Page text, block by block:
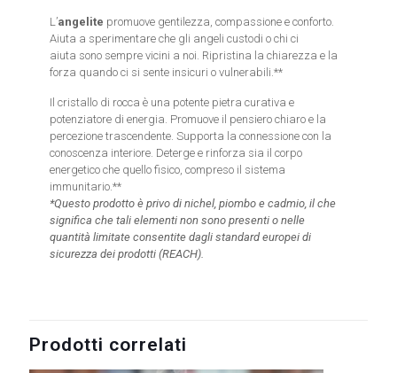
L’angelite promuove gentilezza, compassione e conforto.
Aiuta a sperimentare che gli angeli custodi o chi ci
aiuta sono sempre vicini a noi. Ripristina la chiarezza e la
forza quando ci si sente insicuri o vulnerabili.**
Il cristallo di rocca è una potente pietra curativa e
potenziatore di energia. Promuove il pensiero chiaro e la
percezione trascendente. Supporta la connessione con la
conoscenza interiore. Deterge e rinforza sia il corpo
energetico che quello fisico, compreso il sistema
immunitario.**
*Questo prodotto è privo di nichel, piombo e cadmio, il che
significa che tali elementi non sono presenti o nelle
quantità limitate consentite dagli standard europei di
sicurezza dei prodotti (REACH).
Prodotti correlati